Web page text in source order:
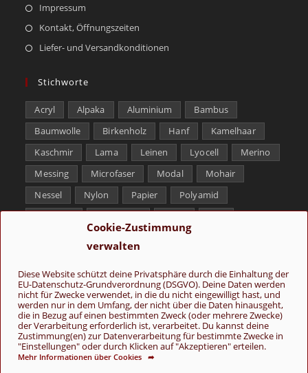
Cookie-Zustimmung
verwalten
Diese Website schützt deine Privatsphäre durch die Einhaltung der
EU-Datenschutz-Grundverordnung (DSGVO). Deine Daten werden
nicht für Zwecke verwendet, in die du nicht eingewilligt hast, und
werden nur in dem Umfang, der nicht über die Daten hinausgeht,
die in Bezug auf einen bestimmten Zweck (oder mehrere Zwecke)
der Verarbeitung erforderlich ist, verarbeitet. Du kannst deine
Zustimmung(en) zur Datenverarbeitung für bestimmte Zwecke in
"Einstellungen" oder durch Klicken auf "Akzeptieren" erteilen.
Mehr Informationen über Cookies ➦
Impressum
Kontakt, Öffnungszeiten
Liefer- und Versandkonditionen
Stichworte
Acryl Alpaka Aluminium
Bambus
Baumwolle
Birkenholz Hanf
Kamelhaar
Kaschmir
Lama Leinen Lyocell
Merino
Messing
Microfaser Modal
Mohair
Nessel
Nylon Papier
Polyamid
Folge uns